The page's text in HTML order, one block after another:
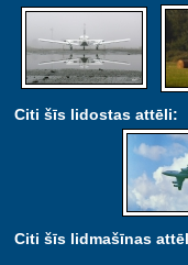
Citi šīs lidostas attēli:
Citi šīs lidmašīnas